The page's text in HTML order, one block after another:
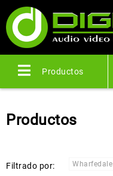
Productos
Productos
Filtrado por: Wharfedale